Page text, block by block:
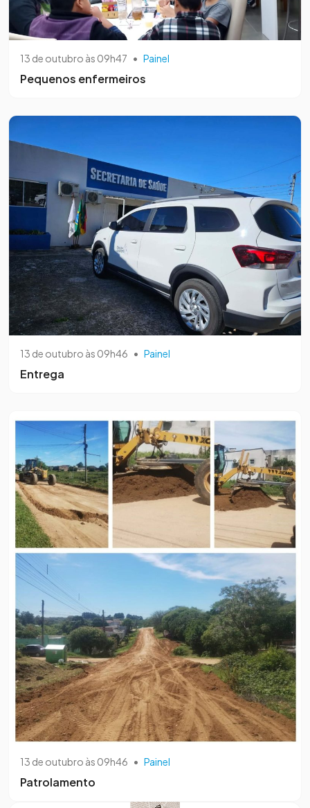
13 de outubro às 09h47 • Painel
Pequenos enfermeiros
13 de outubro às 09h46 • Painel
Entrega
13 de outubro às 09h46 • Painel
Patrolamento